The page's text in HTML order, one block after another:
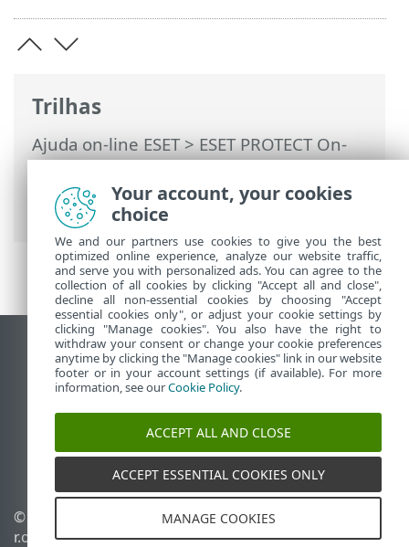
Trilhas
Ajuda on-line ESET>ESET PROTECT On-
Prem>Usando o ESET PROTECT On-Prem
ESET PROTECT On-Prem Menu principal
Mais> Direitos de acesso
Ver site para desktop
End of Life
Base de conhecimento ESET
Fórum ESET
ESET Status Portal
Suporte regional
© 1992 - 2026 ESET, spol. s
r.o. - Todos os direitos
Gerenciar cookies
Política de cookies
Your account, your cookies
choice
We and our partners use cookies to give you the best
optimized online experience, analyze our website traffic,
and serve you with personalized ads. You can agree to the
collection of all cookies by clicking "Accept all and close",
decline all non-essential cookies by choosing "Accept
essential cookies only", or adjust your cookie settings by
clicking "Manage cookies". You also have the right to
withdraw your consent or change your cookie preferences
anytime by clicking the "Manage cookies" link in our website
footer or in your account settings (if available). For more
information, see ourCookie Policy.
ACCEPT ALL AND CLOSE
ACCEPT ESSENTIAL COOKIES ONLY
MANAGE COOKIES